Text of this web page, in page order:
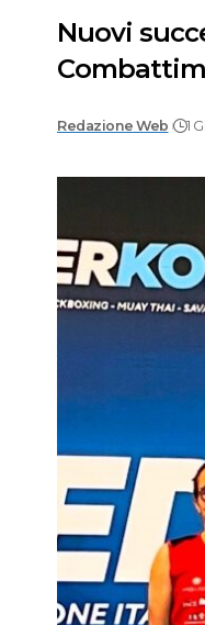
Nuovi
Redazione Web 1